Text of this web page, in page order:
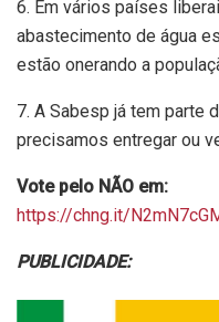
6. Em vários países
abastecimento de água
estão onerando a
7. A Sabesp já tem parte
precisamos entregar ou
Vote pelo NÃO em:
https://chng.it/
PUBLICIDADE: